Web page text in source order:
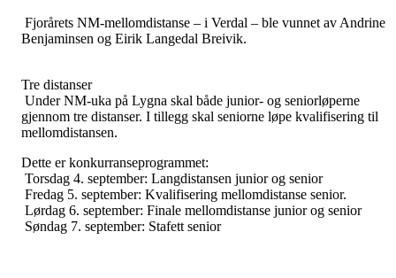
Fjorårets NM-mellomdistanse – i Verdal – ble vunnet av Andrine
Benjaminsen og Eirik Langedal Breivik.
Tre distanser
Under NM-uka på Lygna skal både junior- og seniorløperne
gjennom tre distanser. I tillegg skal seniorne løpe kvalifisering til
mellomdistansen.
Dette er konkurranseprogrammet:
Torsdag 4. september: Langdistansen junior og senior
Fredag 5. september: Kvalifisering mellomdistanse senior.
Lørdag 6. september: Finale mellomdistanse junior og senior
Søndag 7. september: Stafett senior